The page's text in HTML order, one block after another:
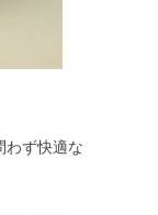
わず快適な